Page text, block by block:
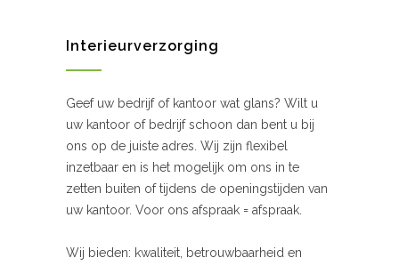
Interieurverzorging
Geef uw bedrijf of kantoor wat glans? Wilt u
uw kantoor of bedrijf schoon dan bent u bij
ons op de juiste adres. Wij zijn flexibel
inzetbaar en is het mogelijk om ons in te
zetten buiten of tijdens de openingstijden van
uw kantoor. Voor ons afspraak = afspraak.
Wij bieden: kwaliteit, betrouwbaarheid en